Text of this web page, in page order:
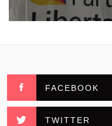
FACEBOOK
TWITTER